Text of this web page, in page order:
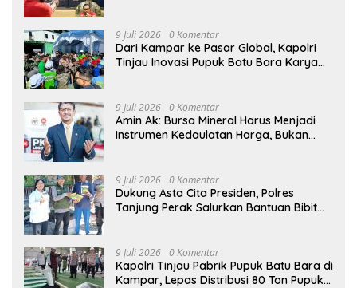
9 Juli 2026 0 Komentar
Dari Kampar ke Pasar Global, Kapolri
Tinjau Inovasi Pupuk Batu Bara Karya
9 Juli 2026 0 Komentar
Amin Ak: Bursa Mineral Harus Menjadi
Instrumen Kedaulatan Harga, Bukan
9 Juli 2026 0 Komentar
Dukung Asta Cita Presiden, Polres
Tanjung Perak Salurkan Bantuan Bibit
9 Juli 2026 0 Komentar
Kapolri Tinjau Pabrik Pupuk Batu Bara di
Kampar, Lepas Distribusi 80 Ton Pupuk